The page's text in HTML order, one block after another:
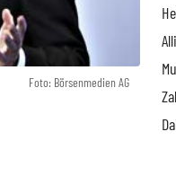
Foto: Börsenmedien AG